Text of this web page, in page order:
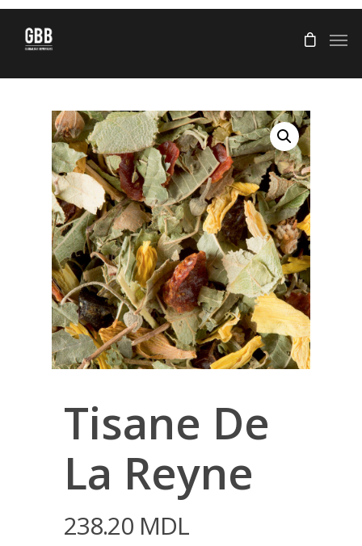
Tisane De
La Reyne
238.20 MDL